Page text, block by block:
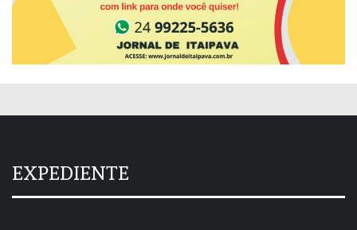
EXPEDIENTE